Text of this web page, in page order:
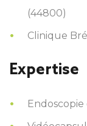
(44800)
Clinique
Expertise